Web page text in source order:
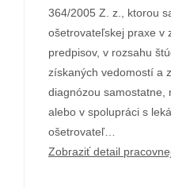
364/2005 Z. z., ktorou
ošetrovateľskej praxe v
predpisov, v rozsahu
získaných vedomostí a
diagnózou samostatne,
alebo v spolupráci s
ošetrovateľ…
Zobraziť detail